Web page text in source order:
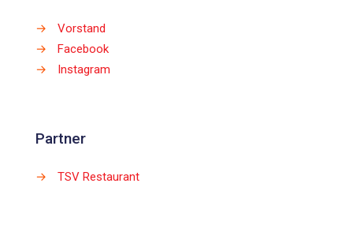
→
Vorstand
→
Facebook
→
Instagram
Partner
→ TSV Restaurant